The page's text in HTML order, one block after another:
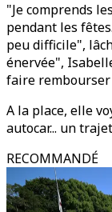
"Je comprends
pendant les
peu difficile",
énervée",
faire
A la place, elle
autocar... un
RECOMMANDÉ